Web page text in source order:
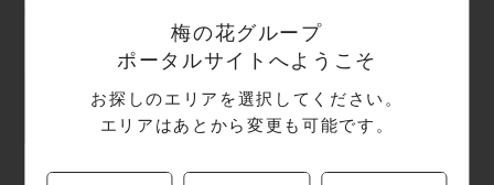
梅の花グループ
ポータルサイトへようこそ
お探しのエリアを選択してください。
エリアはあとから変更も可能です。
【梅の花】福岡の
【梅の花】夏の特